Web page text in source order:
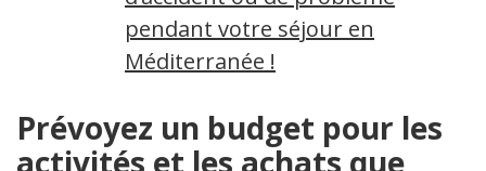
pendant votre séjour en
Méditerranée !
Prévoyez un budget pour les
activités et les achats que